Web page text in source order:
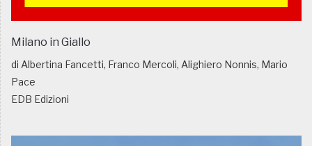
Milano in Giallo
di Albertina Fancetti, Franco Mercoli, Alighiero Nonnis, Mario
Pace
EDB Edizioni